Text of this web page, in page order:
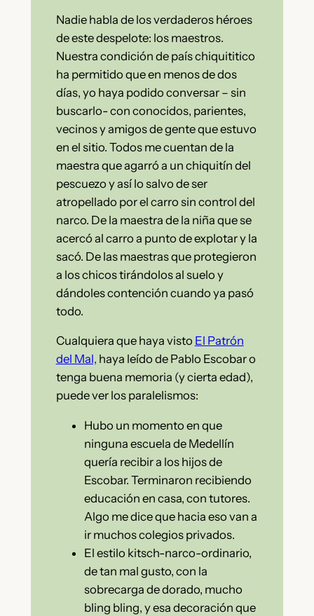
Nadie habla de los verdaderos héroes
de este despelote: los maestros.
Nuestra condición de país chiquititico
ha permitido que en menos de dos
días, yo haya podido conversar – sin
buscarlo- con conocidos, parientes,
vecinos y amigos de gente que estuvo
en el sitio. Todos me cuentan de la
maestra que agarró a un chiquitín del
pescuezo y así lo salvo de ser
atropellado por el carro sin control del
narco. De la maestra de la niña que se
acercó al carro a punto de explotar y la
sacó. De las maestras que protegieron
a los chicos tirándolos al suelo y
dándoles contención cuando ya pasó
todo.
Cualquiera que haya visto El Patrón
del Mal, haya leído de Pablo Escobar o
tenga buena memoria (y cierta edad),
puede ver los paralelismos:
Hubo un momento en que
ninguna escuela de Medellín
quería recibir a los hijos de
Escobar. Terminaron recibiendo
educación en casa, con tutores.
Algo me dice que hacia eso van a
ir muchos colegios privados.
El estilo kitsch-narco-ordinario,
de tan mal gusto, con la
sobrecarga de dorado, mucho
bling bling, y esa decoración que